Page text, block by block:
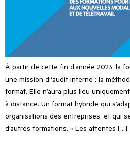
À partir de cette fin d’année 2023, la
une mission d’‘audit interne : la
format. Elle n’aura plus lieu
à distance. Un format hybride qui
organisations des entreprises, et qui
d’autres formations. « Les attentes […]